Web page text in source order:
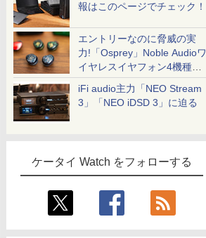
報はこのページでチェック！
エントリーなのに脅威の実
力!「Osprey」Noble Audioワ
イヤレスイヤフォン4機種を
一気に聴く
iFi audio主力「NEO Stream
3」「NEO iDSD 3」に迫る
ケータイ Watch をフォローする